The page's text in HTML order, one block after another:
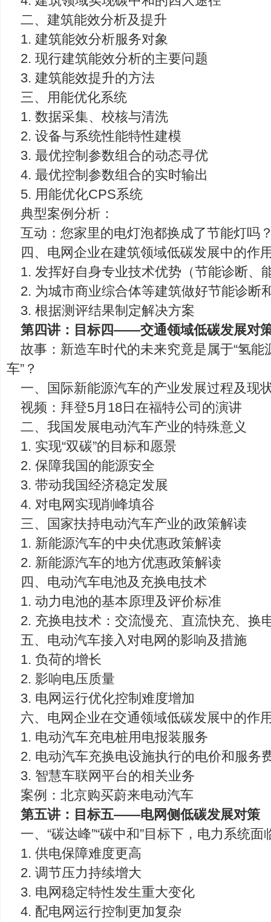
二、建筑能效分析及提升
1. 建筑能效分析服务对象
2. 现行建筑能效分析的主要问题
3. 建筑能效提升的方法
三、用能优化系统
1. 数据采集、校核与清洗
2. 设备与系统性能特性建模
3. 最优控制参数组合的动态寻优
4. 最优控制参数组合的实时输出
5. 用能优化CPS系统
典型案例分析：
互动：您家里的电灯泡都换成了节能灯吗
四、电网企业在建筑领域低碳发展中的作
1. 发挥好自身专业技术优势（节能诊断、
2. 为城市商业综合体等建筑做好节能诊断
3. 根据测评结果制定解决方案
第四讲：目标四——交通领域低碳发展对
故事：新造车时代的未来究竟是属于“氢能
车”？
一、国际新能源汽车的产业发展过程及现
视频：拜登5月18日在福特公司的演讲
二、我国发展电动汽车产业的特殊意义
1. 实现“双碳”的目标和愿景
2. 保障我国的能源安全
3. 带动我国经济稳定发展
4. 对电网实现削峰填谷
三、国家扶持电动汽车产业的政策解读
1. 新能源汽车的中央优惠政策解读
2. 新能源汽车的地方优惠政策解读
四、电动汽车电池及充换电技术
1. 动力电池的基本原理及评价标准
2. 充换电技术：交流慢充、直流快充、换
五、电动汽车接入对电网的影响及措施
1. 负荷的增长
2. 影响电压质量
3. 电网运行优化控制难度增加
六、电网企业在交通领域低碳发展中的作
1. 电动汽车充电桩用电报装服务
2. 电动汽车充换电设施执行的电价和服务
3. 智慧车联网平台的相关业务
案例：北京购买蔚来电动汽车
第五讲：目标五——电网侧低碳发展对策
一、“碳达峰”“碳中和”目标下，电力系统面
1. 供电保障难度更高
2. 调节压力持续增大
3. 电网稳定特性发生重大变化
4. 配电网运行控制更加复杂